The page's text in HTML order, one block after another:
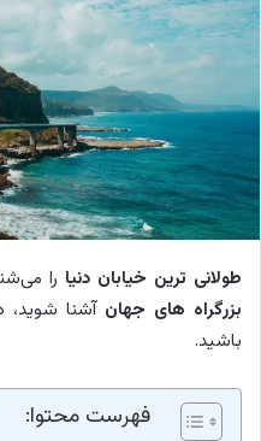
طولانی ترین خیابان دنیا را
بزرگراه های جهان آشنا شوید،
باشید.
فهرست محتوا: